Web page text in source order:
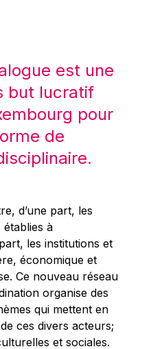
est une
but lucratif
pour
de
d’une part, les
à
les institutions et
économique et
Ce nouveau réseau
organise des
qui mettent en
ces divers acteurs;
et sociales.